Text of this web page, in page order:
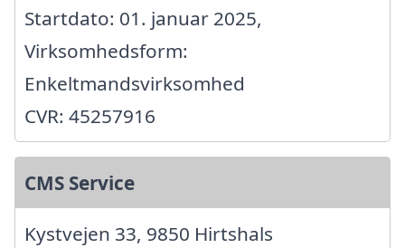
Startdato: 01. januar 2025,
Virksomhedsform:
Enkeltmandsvirksomhed
CVR: 45257916
CMS Service
Kystvejen 33, 9850 Hirtshals